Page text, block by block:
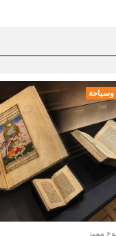
وسياحة
مميز